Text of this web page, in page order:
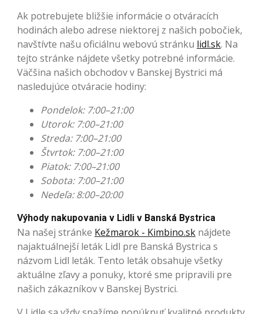
Ak potrebujete bližšie informácie o otváracích
hodinách alebo adrese niektorej z našich pobočiek,
navštívte našu oficiálnu webovú stránku lidl.sk. Na
tejto stránke nájdete všetky potrebné informácie.
Väčšina našich obchodov v Banskej Bystrici má
nasledujúce otváracie hodiny:
Pondelok: 7:00–21:00
Utorok: 7:00–21:00
Streda: 7:00–21:00
Štvrtok: 7:00–21:00
Piatok: 7:00–21:00
Sobota: 7:00–21:00
Nedeľa: 8:00–20:00
Výhody nakupovania v Lidli v Banská Bystrica
Na našej stránke Kežmarok - Kimbino.sk nájdete
najaktuálnejší leták Lidl pre Banská Bystrica s
názvom Lidl leták. Tento leták obsahuje všetky
aktuálne zľavy a ponuky, ktoré sme pripravili pre
našich zákazníkov v Banskej Bystrici.